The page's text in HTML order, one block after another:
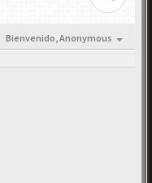
Bienvenido,Anonymous